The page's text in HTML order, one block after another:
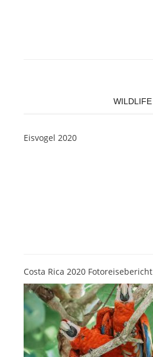
WILDLIFE
Eisvogel 2020
Costa Rica 2020 Fotoreisebericht